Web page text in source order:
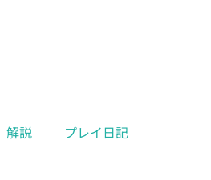
解説 プレイ日記